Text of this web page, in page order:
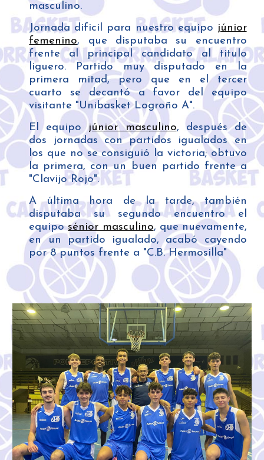
masculino.
Jornada dificil para nuestro equipo júnior
femenino, que disputaba su encuentro
frente al principal candidato al titulo
liguero. Partido muy disputado en la
primera mitad, pero que en el tercer
cuarto se decantó a favor del equipo
visitante "Unibasket Logroño A".
El equipojúnior masculino, después de
dos jornadas con partidos igualados en
los que no se consiguió la victoria; obtuvo
la primera, con un buen partido frente a
"Clavijo Rojo".
A última hora de la tarde, también
disputaba su segundo encuentro el
equiposénior masculino, que nuevamente,
en un partido igualado, acabó cayendo
por 8 puntos frente a "C.B. Hermosilla"